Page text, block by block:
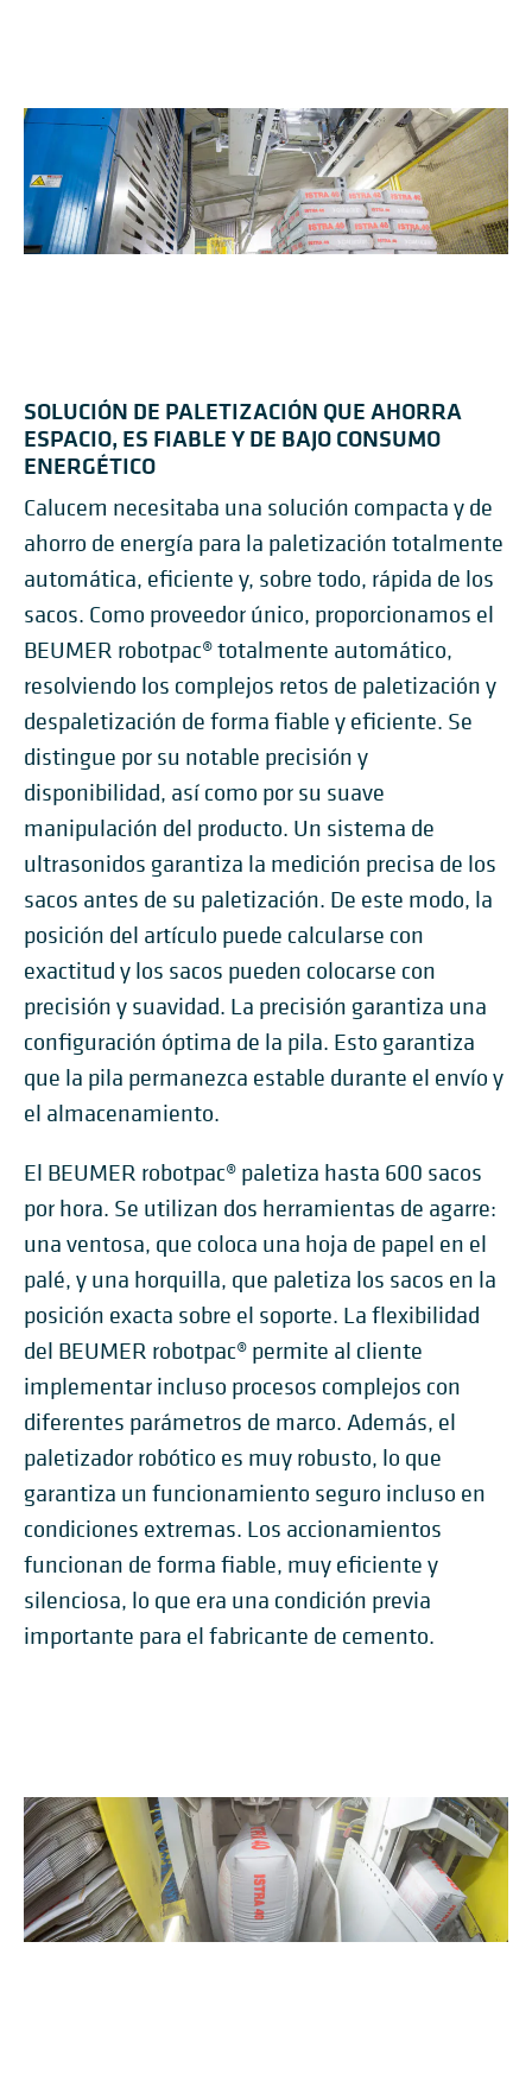
SOLUCIÓN DE PALETIZACIÓN QUE AHORRA
ESPACIO, ES FIABLE Y DE BAJO CONSUMO
ENERGÉTICO
Calucem necesitaba una solución compacta y de
ahorro de energía para la paletización totalmente
automática, eficiente y, sobre todo, rápida de los
sacos. Como proveedor único, proporcionamos el
BEUMER robotpac® totalmente automático,
resolviendo los complejos retos de paletización y
despaletización de forma fiable y eficiente. Se
distingue por su notable precisión y
disponibilidad, así como por su suave
manipulación del producto. Un sistema de
ultrasonidos garantiza la medición precisa de los
sacos antes de su paletización. De este modo, la
posición del artículo puede calcularse con
exactitud y los sacos pueden colocarse con
precisión y suavidad. La precisión garantiza una
configuración óptima de la pila. Esto garantiza
que la pila permanezca estable durante el envío y
el almacenamiento.
El BEUMER robotpac® paletiza hasta 600 sacos
por hora. Se utilizan dos herramientas de agarre:
una ventosa, que coloca una hoja de papel en el
palé, y una horquilla, que paletiza los sacos en la
posición exacta sobre el soporte. La flexibilidad
del BEUMER robotpac® permite al cliente
implementar incluso procesos complejos con
diferentes parámetros de marco. Además, el
paletizador robótico es muy robusto, lo que
garantiza un funcionamiento seguro incluso en
condiciones extremas. Los accionamientos
funcionan de forma fiable, muy eficiente y
silenciosa, lo que era una condición previa
importante para el fabricante de cemento.